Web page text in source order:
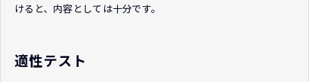
けると、内容としては十分です。
適性テスト